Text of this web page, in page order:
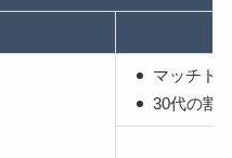
マッチド
30代の割